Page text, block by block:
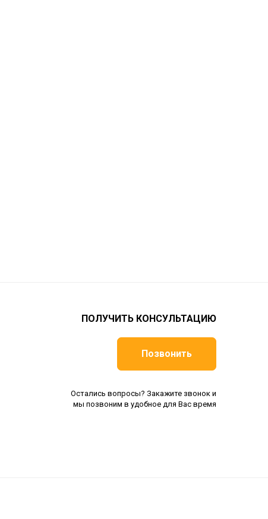
ПОЛУЧИТЬ КОНСУЛЬТАЦИЮ
Позвонить
Остались вопросы? Закажите звонок и
мы позвоним в удобное для Вас время